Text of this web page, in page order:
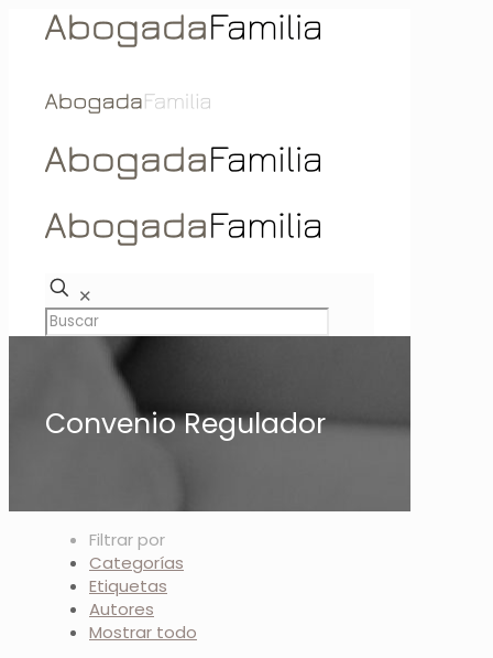
✕
Convenio Regulador
Filtrar por
Categorías
Etiquetas
Autores
Mostrar todo